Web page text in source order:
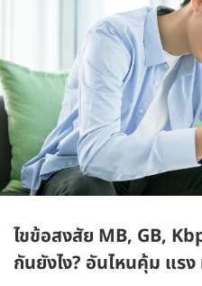
ไขข้อสงสัย MB, GB,
กันยังไง? อันไหนคุ้ม แร